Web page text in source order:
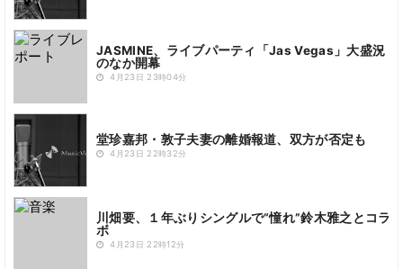
JASMINE、ライブパーティ「Jas Vegas」大盛況
のなか開幕
4月23日 23時04分
堂珍嘉邦・敦子夫妻の離婚報道、双方が否定も
4月23日 22時32分
川畑要、１年ぶりシングルで“憧れ”鈴木雅之とコラ
ボ
4月23日 22時12分